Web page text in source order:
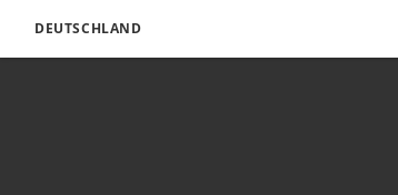
DEUTSCHLAND